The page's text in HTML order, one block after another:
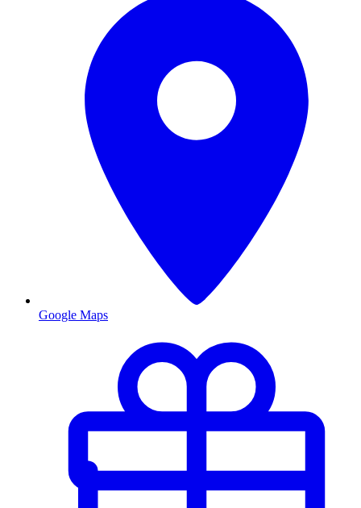
Google Maps